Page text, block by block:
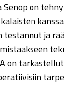
Senop on
testannut ja
on